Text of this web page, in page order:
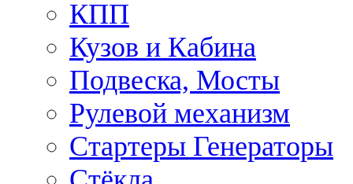
КПП
Кузов и Кабина
Подвеска, Мосты
Рулевой механизм
Стартеры Генераторы